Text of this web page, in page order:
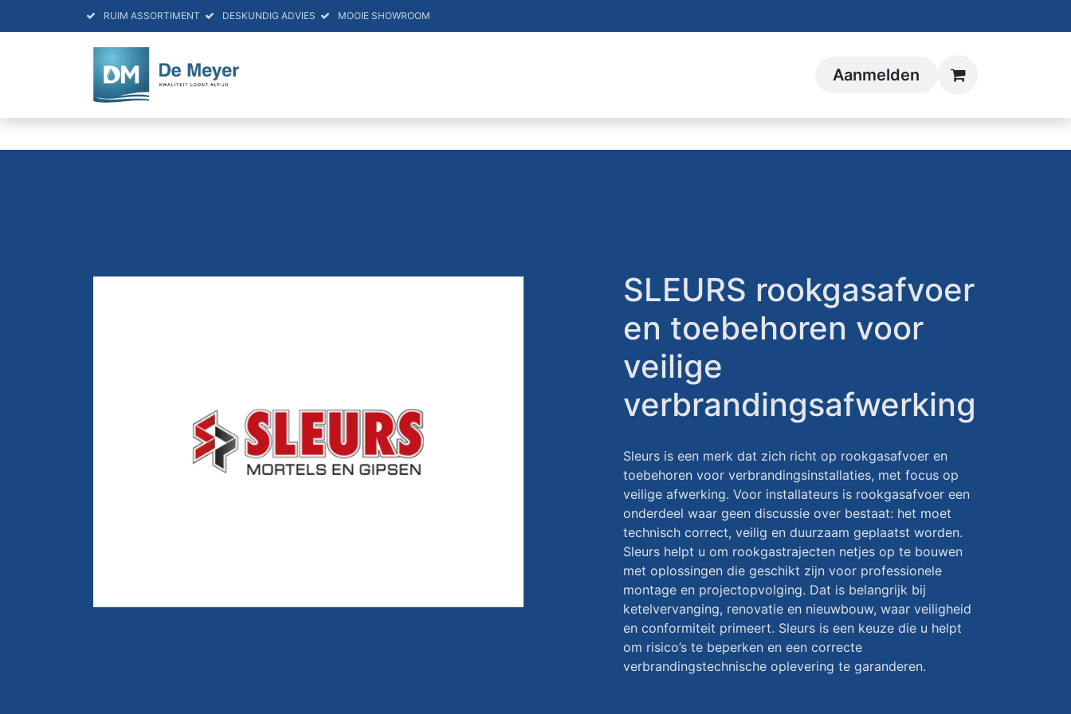
RUIM ASSORTIMENT DESKUNDIG ADVIES MOOIE SHOWROOM
Aanmelden
SLEURS rookgasafvoer
en toebehoren voor
veilige
verbrandingsafwerking
Sleurs is een merk dat zich richt op rookgasafvoer en
toebehoren voor verbrandingsinstallaties, met focus op
veilige afwerking. Voor installateurs is rookgasafvoer een
onderdeel waar geen discussie over bestaat: het moet
technisch correct, veilig en duurzaam geplaatst worden.
Sleurs helpt u om rookgastrajecten netjes op te bouwen
met oplossingen die geschikt zijn voor professionele
montage en projectopvolging. Dat is belangrijk bij
ketelvervanging, renovatie en nieuwbouw, waar veiligheid
en conformiteit primeert. Sleurs is een keuze die u helpt
om risico’s te beperken en een correcte
verbrandingstechnische oplevering te garanderen.